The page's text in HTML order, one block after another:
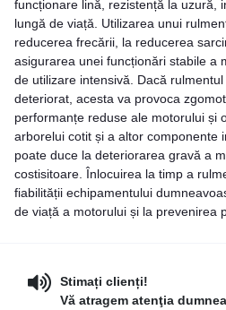
funcționare lină, rezistență la uzură,
lungă de viață. Utilizarea unui
reducerea frecării, la reducerea
asigurarea unei funcționări stabile a
de utilizare intensivă. Dacă
deteriorat, acesta va provoca
performanțe reduse ale motorului și
arborelui cotit și a altor componente
poate duce la deteriorarea gravă a
costisitoare. Înlocuirea la timp a
fiabilității echipamentului
de viață a motorului și la prevenirea
Stimați clienți!
Vă atragem atenţia